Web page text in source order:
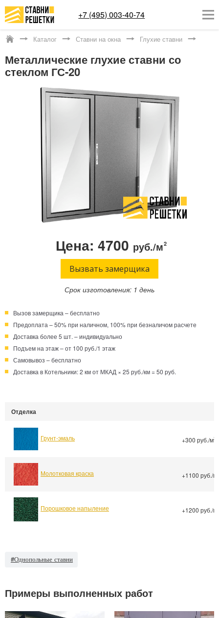
+7 (495) 003-40-74
ОКОННЫЕ РЕШЕТКИ
ДОСТАВКА
КОНТАКТЫ
Заказать обратный звонок
+7 (495) 003-40-74 Круглосуточно!
Каталог Ставни на окна Глухие ставни
Металлические глухие ставни со
стеклом ГС-20
Цена: 4700 руб./м2
Вызвать замерщика
Срок изготовления: 1 день
Вызов замерщика – бесплатно
Предоплата – 50% при наличном, 100% при безналичом расчете
Доставка более 5 шт. – индивидуально
Подъем на этаж – от 100 руб./1 этаж
Самовывоз – бесплатно
Доставка в Котельники: 2 км от МКАД × 25 руб./км = 50 руб.
Отделка
Грунт-эмаль +300 руб./м2
Молотковая краска +1100 руб./м
Порошковое напыление +1200 руб./м
#Однопольные ставни
Примеры выполненных работ